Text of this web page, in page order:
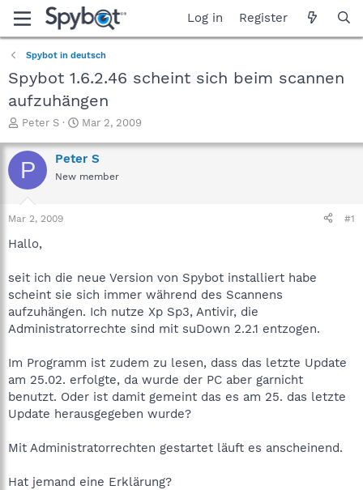
Log in Register
Spybot in deutsch
Spybot 1.6.2.46 scheint sich beim scannen
aufzuhängen
T
r
e
a
t
a
e
r
Peter S
S
a
r
t
Mar 2, 2009
P Peter S
New member
Mar 2, 2009 #1
Hallo,
seit ich die neue Version von Spybot installiert habe
scheint sie sich immer während des Scannens
aufzuhängen. Ich nutze Xp Sp3, Antivir, die
Administratorrechte sind mit suDown 2.2.1 entzogen.
Im Programm ist zudem zu lesen, dass das letzte Update
am 25.02. erfolgte, da wurde der PC aber garnicht
benutzt. Oder ist damit gemeint das es am 25. das letzte
Update herausgegeben wurde?
Mit Administratorrechten gestartet läuft es anscheinend.
Hat jemand eine Erklärung?